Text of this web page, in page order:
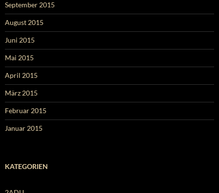
September 2015
August 2015
Juni 2015
Mai 2015
April 2015
März 2015
Februar 2015
Januar 2015
KATEGORIEN